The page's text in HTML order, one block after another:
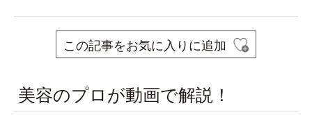
この記事をお気に入りに追加
美容のプロが動画で解説！